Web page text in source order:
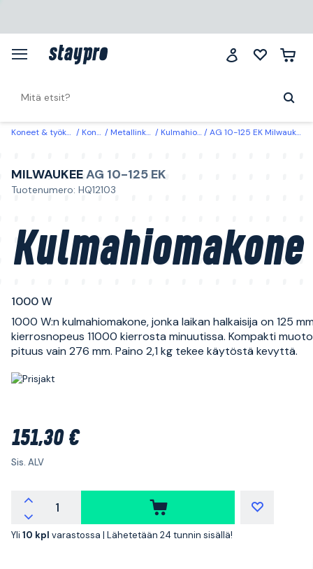
Koneet & työkalut Koneet Metallinkäsittely Kulmahiomakoneet AG 10-125 EK Milwaukee Kulmahiomakone 1000 W
MILWAUKEEAG 10-125 EK
Tuotenumero: HQ12103
Kulmahiomakone
1000 W
1000 W:n kulmahiomakone, jonka laikan halkaisija on 125
kierrosnopeus 11000 kierrosta minuutissa. Kompakti
pituus vain 276 mm. Paino 2,1 kg tekee käytöstä kevyttä.
151,30 €
Sis. ALV
Yli 10 kpl varastossa | Lähetetään 24 tunnin sisällä!